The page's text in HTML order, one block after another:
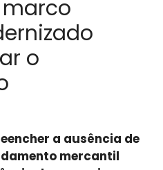
marco
o
a ausência de
mercantil